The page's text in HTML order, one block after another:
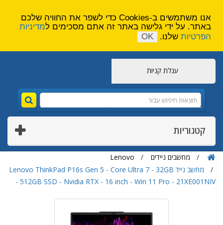
עגלת קניות
קטגוריות
מחשבים ניידים
Lenovo
מחשב נייד Lenovo ThinkPad P16s Gen 5 - Core Ultra 7 - 32GB
- 512GB SSD - Nvidia RTX - 16 inch - Win 11 Pro - 21XE001NIV
אנו משתמשים ב-Cookies כדי לשפר את החוויה שלכם
באתר. על ידי גלישה באתר זה אתם מסכימים למדיניות
הפרטיות שלנו. OK